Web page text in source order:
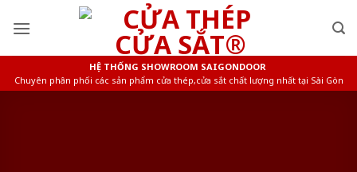
HỆ THỐNG SHOWROOM SAIGONDOOR
Chuyên phân phối các sản phẩm cửa thép,cửa sắt chất lượng nhất tại Sài Gòn